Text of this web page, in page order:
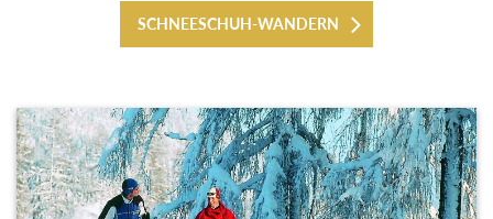
SCHNEESCHUH-WANDERN